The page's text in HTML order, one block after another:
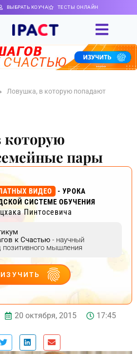
ВЫБРАТЬ КОУЧА ТЕСТЫ ОНЛАЙН
Ловушка, в которую попадают
пары
ВИДЕО
- УРОКА
СИСТЕМЕ ОБУЧЕНИЯ
Пинтосевича
к Счастью - научный
позитивного мышления
ИЗУЧИТЬ
20 октября, 2015
17:45